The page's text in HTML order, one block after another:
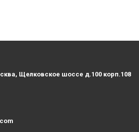
Щелковское шоссе д.100 корп.108